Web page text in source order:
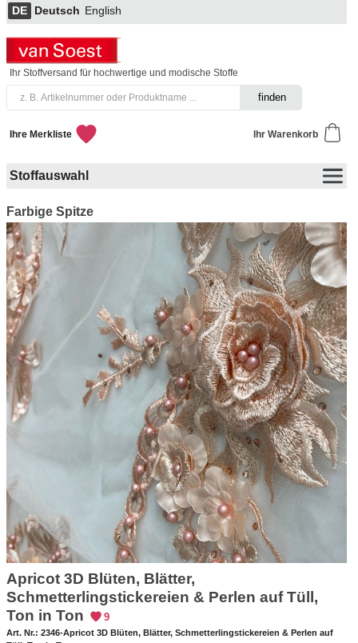
DE Deutsch English
Ihr Stoffversand für hochwertige und modische Stoffe
Ihr Warenkorb
Ihre Merkliste
Stoffauswahl
Farbige Spitze
Apricot 3D Blüten, Blätter,
Schmetterlingstickereien & Perlen auf Tüll,
Ton in Ton
9
Art. Nr.: 2346-Apricot 3D Blüten, Blätter, Schmetterlingstickereien & Perlen auf